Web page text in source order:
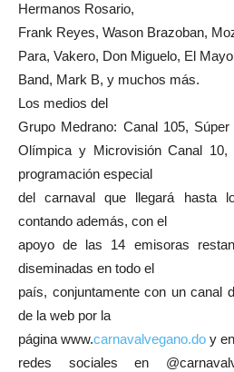
Hermanos Rosario,
Frank Reyes, Wason Brazoban,
Para, Vakero, Don Miguelo, El
Band, Mark B, y muchos más.
Los medios del
Grupo Medrano: Canal 105,
Olímpica y Microvisión Canal
programación especial
del carnaval que llegará hasta
contando además, con el
apoyo de las 14 emisoras
diseminadas en todo el
país, conjuntamente con un canal
de la web por la
página www.carnavalvegano.do y
redes sociales en